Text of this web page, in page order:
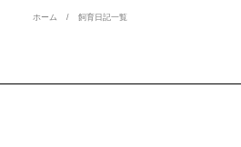
ホーム 飼育日記一覧